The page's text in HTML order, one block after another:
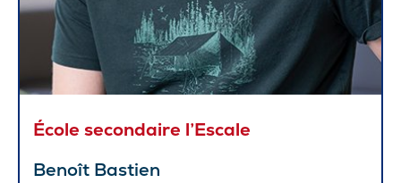
École secondaire l’Escale
Benoît Bastien